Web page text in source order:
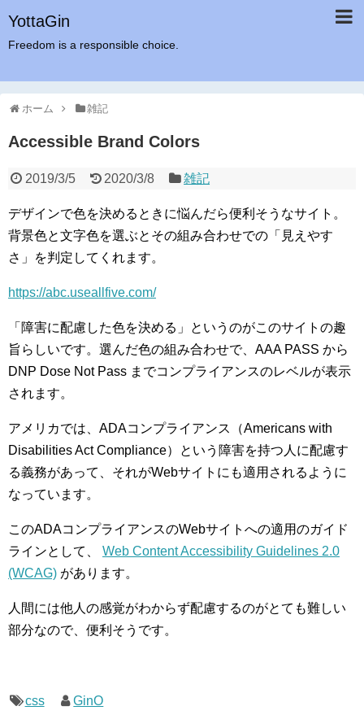
YottaGin
Freedom is a responsible choice.
ホーム 雑記
Accessible Brand Colors
2019/3/5 2020/3/8 雑記
デザインで色を決めるときに悩んだら便利そうなサイト。
背景色と文字色を選ぶとその組み合わせでの「見えやす
さ」を判定してくれます。
https://abc.useallfive.com/
「障害に配慮した色を決める」というのがこのサイトの趣
旨らしいです。選んだ色の組み合わせで、AAA PASS から
DNP Dose Not Pass までコンプライアンスのレベルが表示
されます。
アメリカでは、ADAコンプライアンス（Americans with
Disabilities Act Compliance）という障害を持つ人に配慮す
る義務があって、それがWebサイトにも適用されるように
なっています。
このADAコンプライアンスのWebサイトへの適用のガイド
ラインとして、 Web Content Accessibility Guidelines 2.0
(WCAG) があります。
人間には他人の感覚がわからず配慮するのがとても難しい
部分なので、便利そうです。
css GinO